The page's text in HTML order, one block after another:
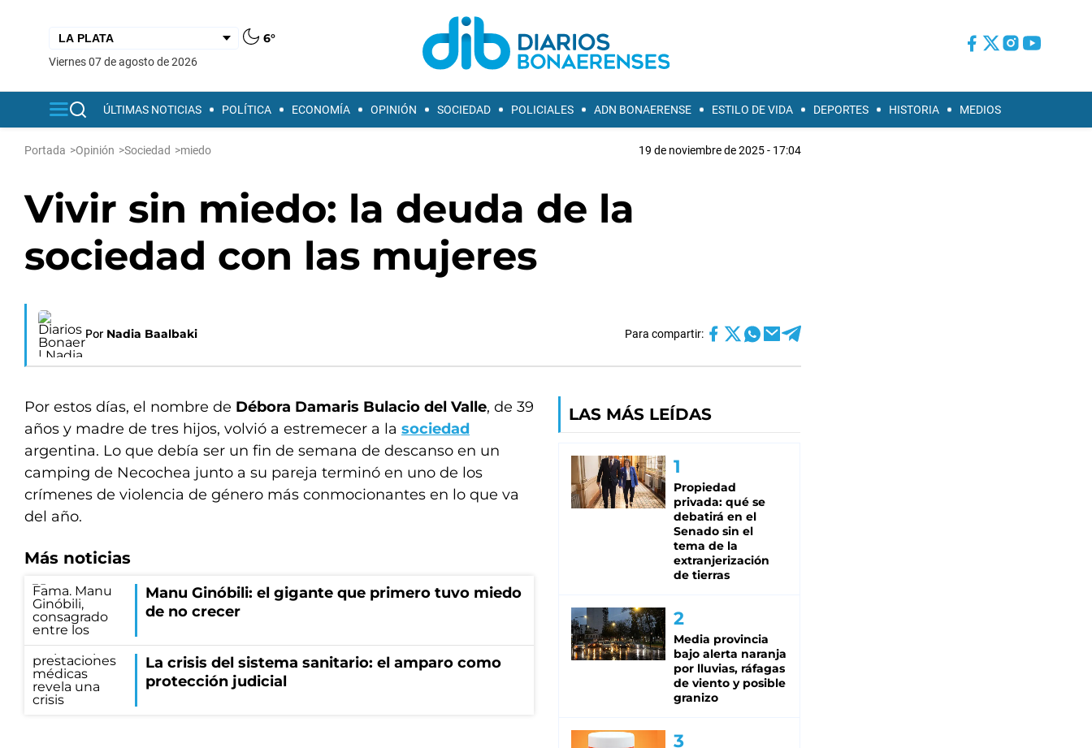
6°
viernes 07 de agosto de 2026
ÚLTIMAS NOTICIAS POLÍTICA ECONOMÍA OPINIÓN SOCIEDAD POLICIALES ADN BONAERENSE ESTILO DE VIDA DEPORTES HISTORIA MEDIOS
Portada >Opinión >Sociedad >miedo 19 de noviembre de 2025 - 17:04
Vivir sin miedo: la deuda de la
sociedad con las mujeres
Por Nadia Baalbaki Para compartir:
Por estos días, el nombre de Débora Damaris Bulacio del Valle, de 39
años y madre de tres hijos, volvió a estremecer a la sociedad
argentina. Lo que debía ser un fin de semana de descanso en un
camping de Necochea junto a su pareja terminó en uno de los
crímenes de violencia de género más conmocionantes en lo que va
del año.
Más noticias
Manu Ginóbili: el gigante que primero tuvo miedo
de no crecer
La crisis del sistema sanitario: el amparo como
protección judicial
LAS MÁS LEÍDAS
Propiedad
privada: qué se
debatirá en el
Senado sin el
tema de la
extranjerización
de tierras
Media provincia
bajo alerta naranja
por lluvias, ráfagas
de viento y posible
granizo